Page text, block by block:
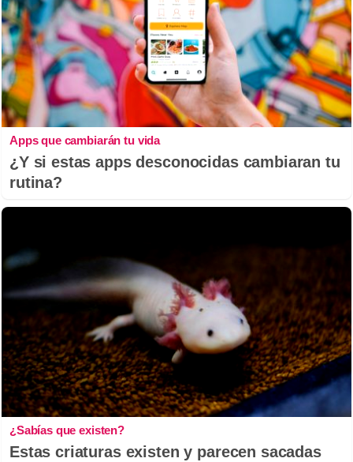
Apps que cambiarán tu vida
¿Y si estas apps desconocidas cambiaran tu
rutina?
¿Sabías que existen?
Estas criaturas existen y parecen sacadas